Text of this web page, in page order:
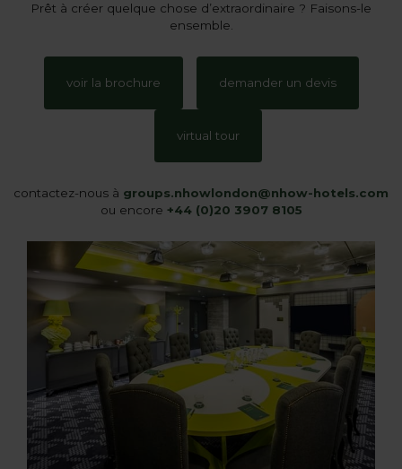
Prêt à créer quelque chose d’extraordinaire ? Faisons-le
ensemble.
voir la brochure demander un devis
virtual tour
contactez-nous à groups.nhowlondon@nhow-hotels.com
ou encore +44 (0)20 3907 8105